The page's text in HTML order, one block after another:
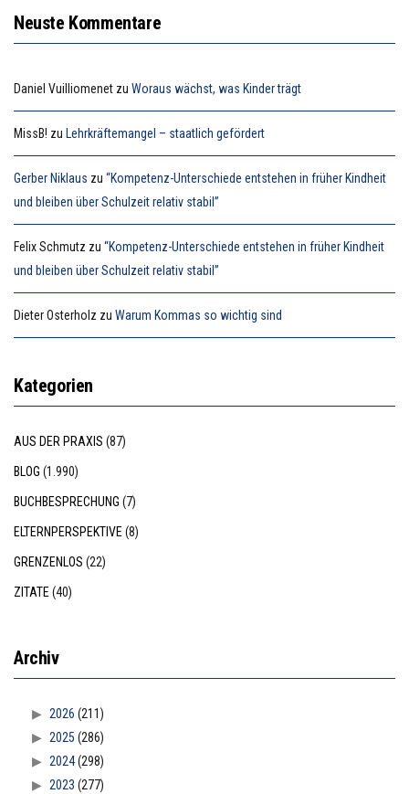
Neuste Kommentare
Daniel Vuilliomenet zu Woraus wächst, was Kinder trägt
MissB! zu Lehrkräftemangel – staatlich gefördert
Gerber Niklaus zu “Kompetenz-Unterschiede entstehen in früher Kindheit
und bleiben über Schulzeit relativ stabil”
Felix Schmutz zu “Kompetenz-Unterschiede entstehen in früher Kindheit
und bleiben über Schulzeit relativ stabil”
Dieter Osterholz zu Warum Kommas so wichtig sind
Kategorien
AUS DER PRAXIS (87)
BLOG (1.990)
BUCHBESPRECHUNG (7)
ELTERNPERSPEKTIVE(8)
GRENZENLOS (22)
ZITATE(40)
Archiv
2026 (211)
2025 (286)
2024(298)
2023 (277)